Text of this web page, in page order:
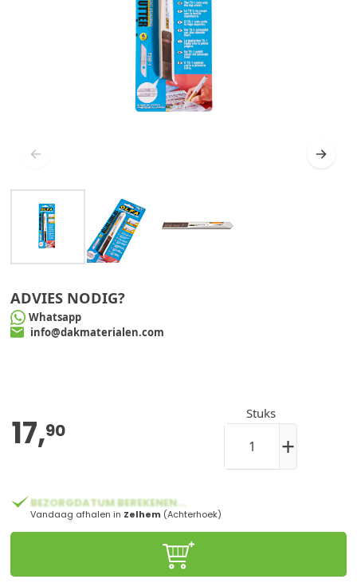
ADVIES NODIG?
Whatsapp
info@dakmaterialen.com
17,90
Stuks
+
BEZORGDATUM BEREKENEN...
Vandaag afhalen in Zelhem (Achterhoek)